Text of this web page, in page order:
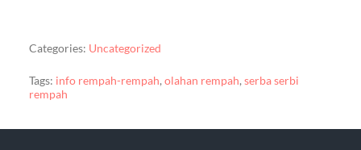
Categories: Uncategorized
Tags: info rempah-rempah,olahan rempah,serba serbi
rempah